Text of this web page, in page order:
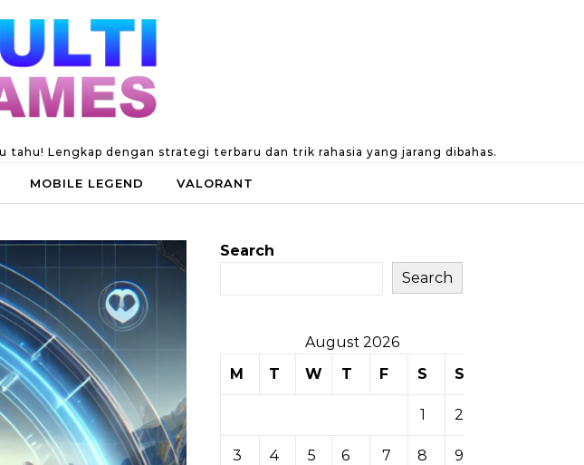
Lengkap dengan strategi terbaru dan trik rahasia yang jarang dibahas.
MOBILE LEGEND VALORANT
Search
Search
August 2026
M
T W T F S S
1 2
3 4 5 6 7 8 9